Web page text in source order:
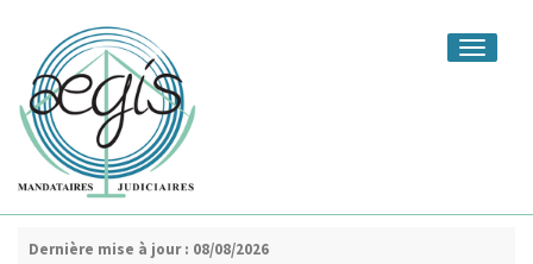
Toggle
Dernière mise à jour : 08/08/2026